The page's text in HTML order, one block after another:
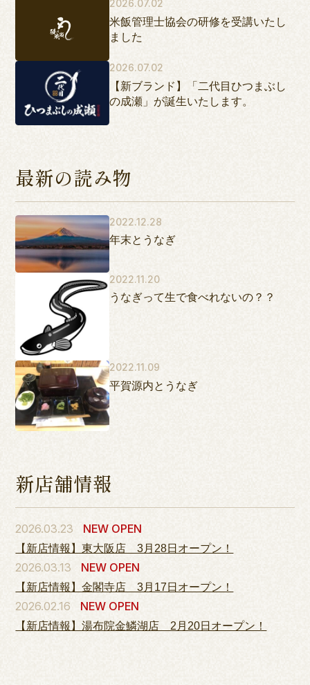
2026.07.02
米飯管理士協会の研修を受講いたし
ました
2026.07.02
【新ブランド】「二代目ひつまぶし
の成瀬」が誕生いたします。
最新の読み物
2022.12.28
年末とうなぎ
2022.11.20
うなぎって生で食べれないの？？
2022.11.09
平賀源内とうなぎ
新店舗情報
2026.03.23 NEW OPEN
【新店情報】東大阪店 3月28日オープン！
2026.03.13 NEW OPEN
【新店情報】金閣寺店 3月17日オープン！
2026.02.16 NEW OPEN
【新店情報】湯布院金鱗湖店 2月20日オープン！